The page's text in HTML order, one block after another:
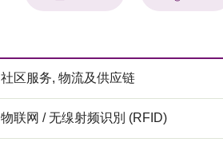
社区服务, 物流及供应链
物联网 / 无缐射频识別 (RFID)